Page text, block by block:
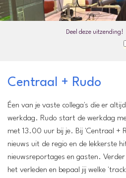
Deel deze uitzending!
Centraal + Rudo
Éen van je vaste collega's die er
werkdag. Rudo start de werkdag
met 13.00 uur bij je. Bij 'Centraal +
nieuws uit de regio en de lekkerste
nieuwsreportages en gasten.
het verleden en bepaal jij welke